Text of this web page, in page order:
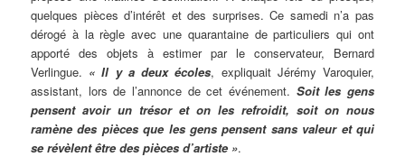
quelques pièces d’intérêt et des surprises. Ce samedi n’a pas
dérogé à la règle avec une quarantaine de particuliers qui ont
apporté des objets à estimer par le conservateur, Bernard
Verlingue. « Il y a deux écoles, expliquait Jérémy Varoquier,
assistant, lors de l’annonce de cet événement. Soit les gens
pensent avoir un trésor et on les refroidit, soit on nous
ramène des pièces que les gens pensent sans valeur et qui
se révèlent être des pièces d’artiste ».